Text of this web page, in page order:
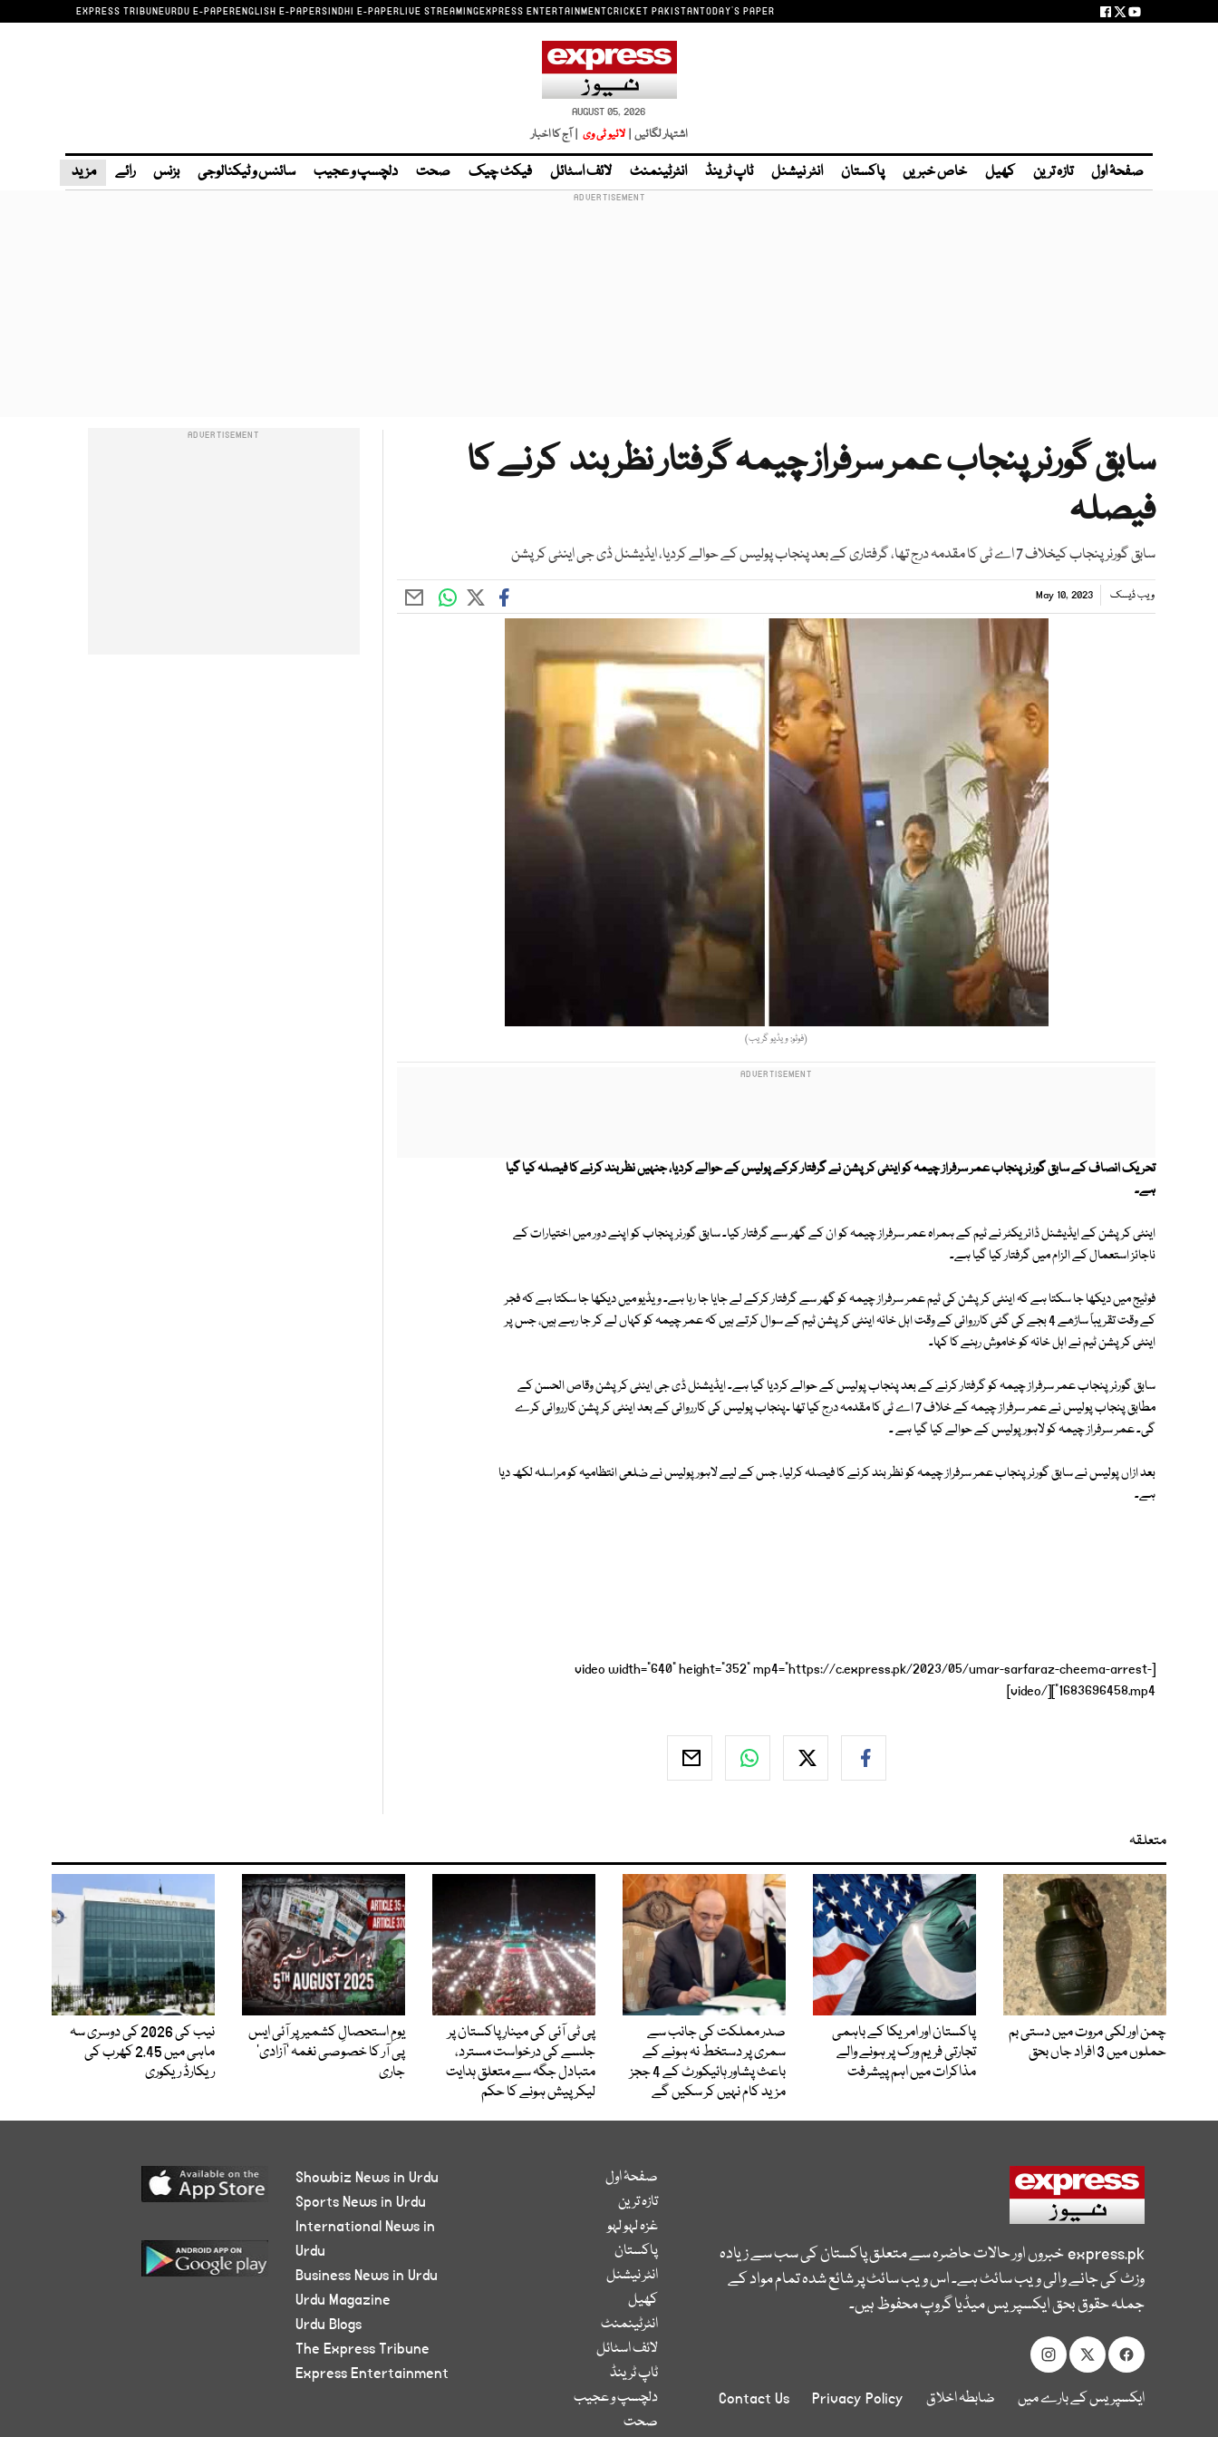
EXPRESS TRIBUNEURDU E-PAPERENGLISH E-PAPERSINDHI E-PAPERLIVE STREAMINGEXPRESS ENTERTAINMENTCRICKET PAKISTANTODAY'S PAPER
AUGUST 05, 2026
اشتہار لگائیں | لائیو ٹی وی | آج کا اخبار
صفحۂ اول تازہ ترین کھیل خاص خبریں پاکستان انٹر نیشنل ٹاپ ٹرینڈ انٹرٹینمنٹ لائف اسٹائل فیکٹ چیک صحت دلچسپ و عجیب سائنس و ٹیکنالوجی بزنس رائے مزید
سابق گورنر پنجاب عمر سرفراز چیمہ گرفتار نظربند کرنے کا
فیصلہ
سابق گورنر پنجاب کیخلاف 7 اے ٹی کا مقدمہ درج تھا، گرفتاری کے بعد پنجاب پولیس کے حوالے کردیا، ایڈیشنل ڈی جی اینٹی کرپشن
ویب ڈیسک May 10, 2023
(فوٹو: ویڈیو گریب)
تحریک انصاف کے سابق گورنر پنجاب عمر سرفراز چیمہ کو اینٹی کرپشن نے گرفتار کرکے پولیس کے حوالے کردیا، جنہیں نظربند کرنے کا فیصلہ کیا گیا
ہے۔
اینٹی کرپشن کے ایڈیشنل ڈائریکٹر نے ٹیم کے ہمراہ عمر سرفراز چیمہ کو ان کے گھر سے گرفتار کیا۔ سابق گورنر پنجاب کو اپنے دور میں اختیارات کے
ناجائز استعمال کے الزام میں گرفتار کیا گیا ہے۔
فوٹیج میں دیکھا جا سکتا ہے کہ اینٹی کرپشن کی ٹیم عمر سرفراز چیمہ کو گھر سے گرفتار کرکے لے جایا جا رہا ہے۔ ویڈیو میں دیکھا جا سکتا ہے کہ فجر
کے وقت تقریباً ساڑھے 4 بجے کی گئی کارروائی کے وقت اہل خانہ اینٹی کرپشن ٹیم کے سوال کرتے ہیں کہ عمر چیمہ کو کہاں لے کر جا رہے ہیں، جس پر
اینٹی کرپشن ٹیم نے اہل خانہ کو خاموش رہنے کا کہا۔
سابق گورنر پنجاب عمر سرفراز چیمہ کو گرفتار کرنے کے بعد پنجاب پولیس کے حوالے کردیا گیا ہے۔ ایڈیشنل ڈی جی اینٹی کرپشن وقاص الحسن کے
مطابق پنجاب پولیس نے عمر سرفراز چیمہ کے خلاف 7 اے ٹی کا مقدمہ درج کیا تھا ۔پنجاب پولیس کی کارروائی کے بعد اینٹی کرپشن کارروائی کرے
گی۔ عمر سرفراز چیمہ کو لاہور پولیس کے حوالے کیا گیا ہے ۔
بعد ازاں پولیس نے سابق گورنر پنجاب عمر سرفراز چیمہ کو نظر بند کرنے کا فیصلہ کرلیا، جس کے لیے لاہور پولیس نے ضلعی انتظامیہ کو مراسلہ لکھ دیا
ہے۔
[video width="640" height="352" mp4="https://c.express.pk/2023/05/umar-sarfaraz-cheema-arrest-
1683696458.mp4"][/video]
متعلقہ
چمن اور لکی مروت میں دستی بم
حملوں میں 3 افراد جاں بحق
پاکستان اور امریکا کے باہمی
تجارتی فریم ورک پر ہونے والے
مذاکرات میں اہم پیشرفت
صدر مملکت کی جانب سے
سمری پر دستخط نہ ہونے کے
باعث پشاور ہائیکورٹ کے 4 ججز
مزید کام نہیں کر سکیں گے
پی ٹی آئی کی مینارِ پاکستان پر
جلسے کی درخواست مسترد،
متبادل جگہ سے متعلق ہدایت
لیکرپیش ہونے کا حکم
یومِ استحصالِ کشمیر پر آئی ایس
پی آر کا خصوصی نغمہ ’آزادی‘
جاری
نیب کی 2026 کی دوسری سہ
ماہی میں 2.45 کھرب کی
ریکارڈ ریکوری
express.pkخبروں اور حالات حاضرہ سے متعلق پاکستان کی سب سے زیادہ
وزٹ کی جانے والی ویب سائٹ ہے۔ اس ویب سائٹ پر شائع شدہ تمام مواد کے
جملہ حقوق بحق ایکسپریس میڈیا گروپ محفوظ ہیں۔
ایکسپریس کے بارے میں ضابطہ اخلاق Privacy Policy
Contact Us
صفحۂ اول
تازہ ترین
غزہ لہو لہو
پاکستان
انٹر نیشنل
کھیل
انٹرٹینمنٹ
لائف اسٹائل
ٹاپ ٹرینڈ
دلچسپ و عجیب
صحت
Showbiz News in Urdu
Sports News in Urdu
International News in
Urdu
Business News in Urdu
Urdu Magazine
Urdu Blogs
The Express Tribune
Express Entertainment